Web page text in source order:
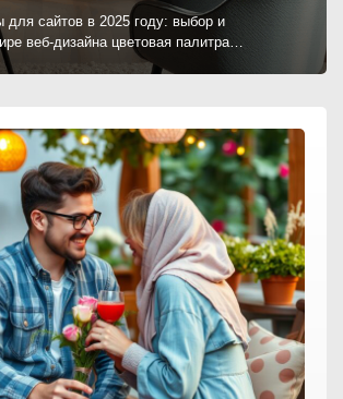
для сайтов в 2025 году: выбор и
веб-дизайна цветовая палитра…